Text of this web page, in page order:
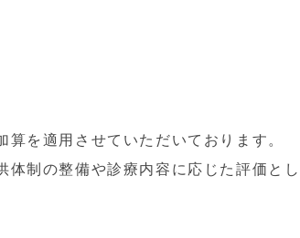
を適用させていただいております。
制の整備や診療内容に応じた評価と